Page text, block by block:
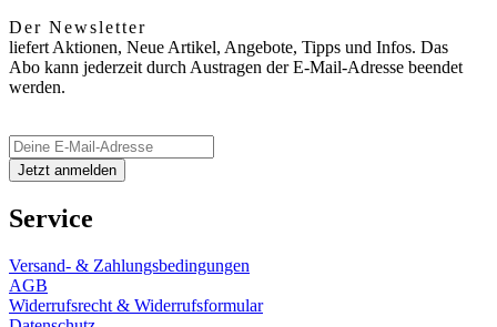
Der Newsletter
liefert Aktionen, Neue Artikel, Angebote, Tipps und Infos. Das
Abo kann jederzeit durch Austragen der E-Mail-Adresse beendet
werden.
Service
Versand- & Zahlungsbedingungen
AGB
Widerrufsrecht & Widerrufsformular